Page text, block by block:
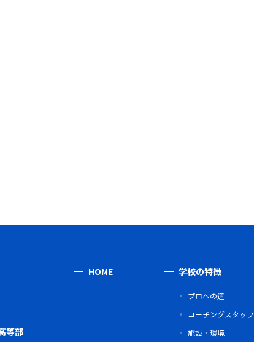
HOME 学校の特徴
プロへの道
コーチングスタッフ
施設・環境
等部